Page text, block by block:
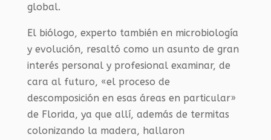
global.
El biólogo, experto también en microbiología
y evolución, resaltó como un asunto de gran
interés personal y profesional examinar, de
cara al futuro, «el proceso de
descomposición en esas áreas en particular»
de Florida, ya que allí, además de termitas
colonizando la madera, hallaron